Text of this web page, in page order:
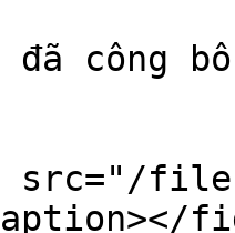
công
src="/files/